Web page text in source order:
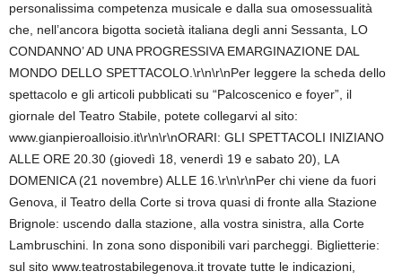
personalissima competenza musicale e dalla sua omosessualità
che, nell’ancora bigotta società italiana degli anni Sessanta, LO
CONDANNO’ AD UNA PROGRESSIVA EMARGINAZIONE DAL
MONDO DELLO SPETTACOLO.\r\n\r\nPer leggere la scheda dello
spettacolo e gli articoli pubblicati su “Palcoscenico e foyer”, il
giornale del Teatro Stabile, potete collegarvi al sito:
www.gianpieroalloisio.it\r\n\r\nORARI: GLI SPETTACOLI INIZIANO
ALLE ORE 20.30 (giovedì 18, venerdì 19 e sabato 20), LA
DOMENICA (21 novembre) ALLE 16.\r\n\r\nPer chi viene da fuori
Genova, il Teatro della Corte si trova quasi di fronte alla Stazione
Brignole: uscendo dalla stazione, alla vostra sinistra, alla Corte
Lambruschini. In zona sono disponibili vari parcheggi. Biglietterie:
sul sito www.teatrostabilegenova.it trovate tutte le indicazioni,